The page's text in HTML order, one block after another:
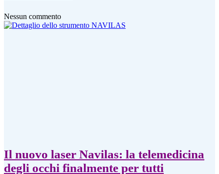
Nessun commento
Il nuovo laser Navilas: la telemedicina
degli occhi finalmente per tutti